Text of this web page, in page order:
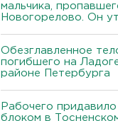
мальчика,
Новогорелово. Он
Обезглавленное
погибшего на
районе Петербурга
Рабочего
блоком в